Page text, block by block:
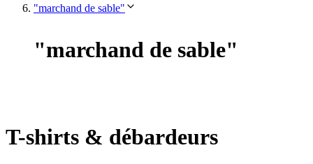
"marchand de sable"
"marchand de sable"
T-shirts & débardeurs